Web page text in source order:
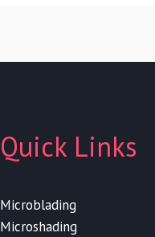
Quick Links
Microblading
Microshading